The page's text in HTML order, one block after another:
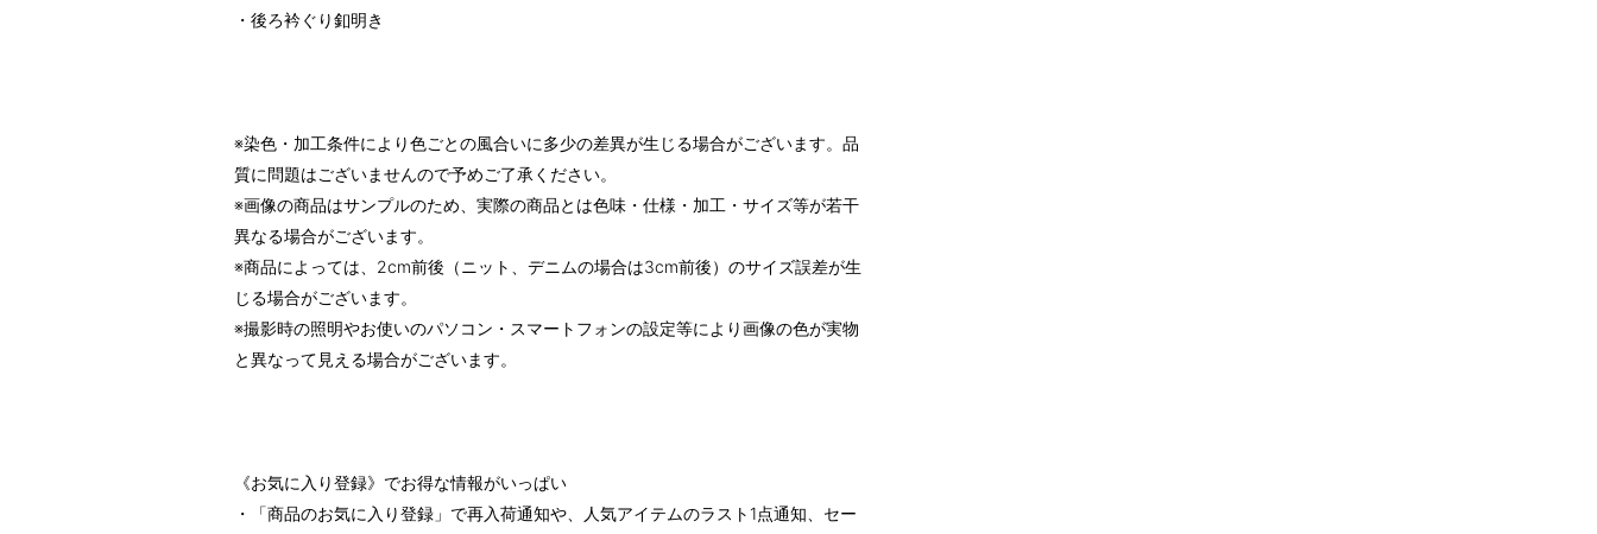
・後ろ衿ぐり釦明き
※染色・加工条件により色ごとの風合いに多少の差異が生じる場合がございます。品
質に問題はございませんので予めご了承ください。
※画像の商品はサンプルのため、実際の商品とは色味・仕様・加工・サイズ等が若干
異なる場合がございます。
※商品によっては、2cm前後（ニット、デニムの場合は3cm前後）のサイズ誤差が生
じる場合がございます。
※撮影時の照明やお使いのパソコン・スマートフォンの設定等により画像の色が実物
と異なって見える場合がございます。
《お気に入り登録》でお得な情報がいっぱい
・「商品のお気に入り登録」で再入荷通知や、人気アイテムのラスト1点通知、セー